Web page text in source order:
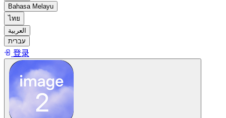
Bahasa Melayu
ไทย
العربية
עברית
登录